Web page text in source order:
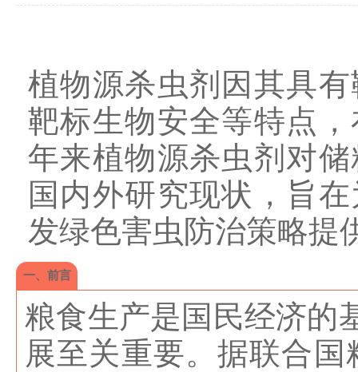
植物源杀虫剂因其具
靶标生物安全等特点
年来植物源杀虫剂对
国内外研究现状，旨
发绿色害虫防治策略提
一、前言
粮食生产是国民经济的
展至关重要。据联合